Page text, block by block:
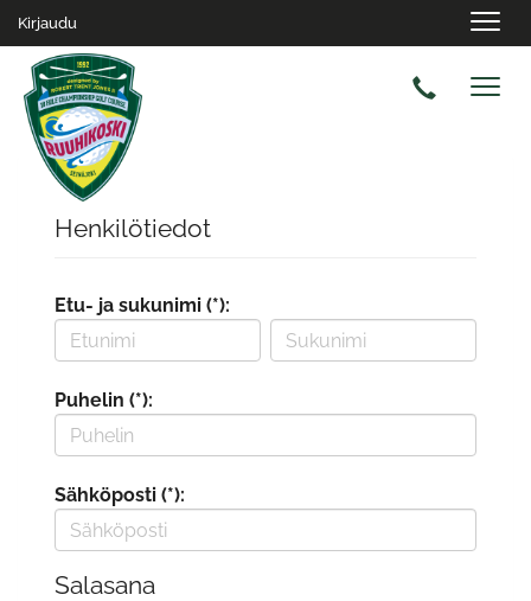
Kirjaudu
Henkilötiedot
Etu- ja sukunimi (*):
Puhelin (*):
Sähköposti (*):
Salasana